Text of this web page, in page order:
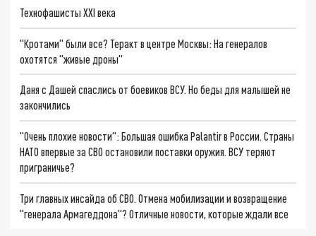
Технофашисты XXI века
"Кротами" были все? Теракт в центре Москвы: На генералов
охотятся "живые дроны"
Даня с Дашей спаслись от боевиков ВСУ. Но беды для малышей не
закончились
"Очень плохие новости": Большая ошибка Palantir в России. Страны
НАТО впервые за СВО остановили поставки оружия. ВСУ теряют
приграничье?
Три главных инсайда об СВО. Отмена мобилизации и возвращение
"генерала Армагеддона"? Отличные новости, которые ждали все